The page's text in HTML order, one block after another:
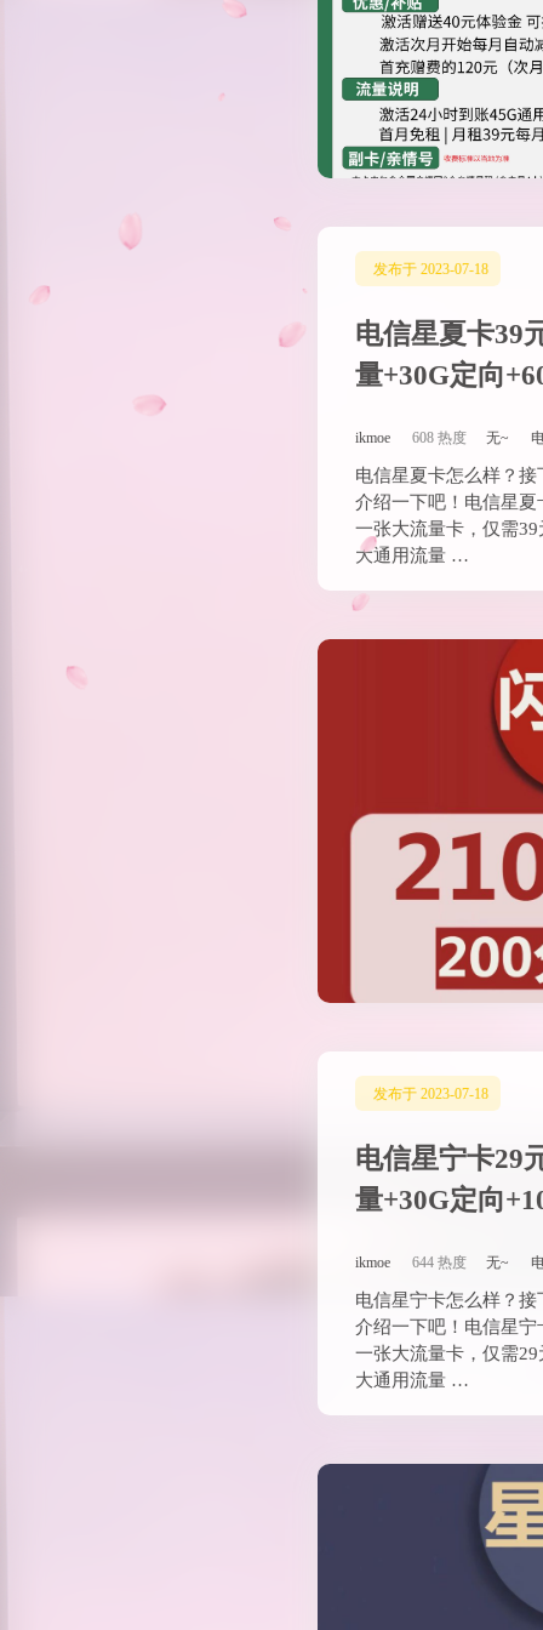
量+30G定向
ikmoe 608 热度 无~
电信星夏卡怎么样？
介绍一下吧！电信星
一张大流量卡，仅需
电信星宁卡29
量+30G定向
644 热度 无~
电信星宁卡怎么样？
介绍一下吧！电信星
一张大流量卡，仅需
发布于 2023-07-18
电信长久卡29